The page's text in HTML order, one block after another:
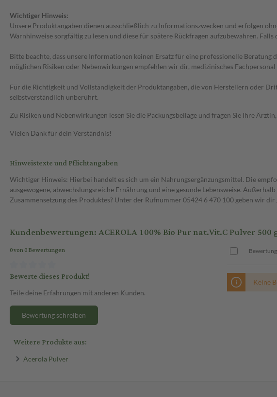
Wichtiger Hinweis:
Unsere Produktangaben dienen ausschließlich zu Informationszwecken und erfolgen
Warnhinweise sorgfältig zu lesen und diese für spätere Rückfragen aufzubewahren.
Bitte beachte, dass unsere Informationen keinen Ersatz für eine professionelle
möglichen Risiken oder Nebenwirkungen empfehlen wir dir, medizinisches
Für die Richtigkeit und Vollständigkeit der Produktangaben, die von Herstellern oder
selbstverständlich unberührt.
Zu Risiken und Nebenwirkungen lesen Sie die Packungsbeilage und fragen Sie Ihre
Vielen Dank für dein Verständnis!
Hinweistexte und Pflichtangaben
Wichtiger Hinweis: Hierbei handelt es sich um ein Nahrungsergänzungsmittel. Die
ausgewogene, abwechslungsreiche Ernährung und eine gesunde Lebensweise.
Zusammensetzung des Produktes? Unter der Rufnummer 05424 6 470 100 geben wir
Kundenbewertungen: ACEROLA 100% Bio Pur nat.Vit.C Pulver 500
0 von 0 Bewertungen
Bewerte dieses Produkt!
Teile deine Erfahrungen mit anderen Kunden.
Bewertung schreiben
Keine
Weitere Produkte aus:
Acerola Pulver